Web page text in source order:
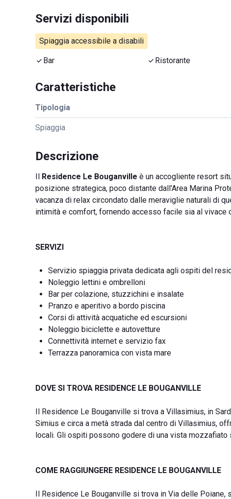
Servizi disponibili
Spiaggia accessibile a disabili
Bar Ristorante
Caratteristiche
Tipologia
Spiaggia
Descrizione
Il Residence Le Bouganville è un accogliente resort
posizione strategica, poco distante dall'Area Marina
vacanza di relax circondato dalle meraviglie naturali di
intimità e comfort, fornendo accesso facile sia al
SERVIZI
Servizio spiaggia privata dedicata agli ospiti del
Noleggio lettini e ombrelloni
Bar per colazione, stuzzichini e insalate
Pranzo e aperitivo a bordo piscina
Corsi di attività acquatiche ed escursioni
Noleggio biciclette e autovetture
Connettività internet e servizio fax
Terrazza panoramica con vista mare
DOVE SI TROVA RESIDENCE LE BOUGANVILLE
Il Residence Le Bouganville si trova a Villasimius, in
Simius e circa a metà strada dal centro di Villasimius,
locali. Gli ospiti possono godere di una vista
COME RAGGIUNGERE RESIDENCE LE BOUGANVILLE
Il Residence Le Bouganville si trova in Via delle